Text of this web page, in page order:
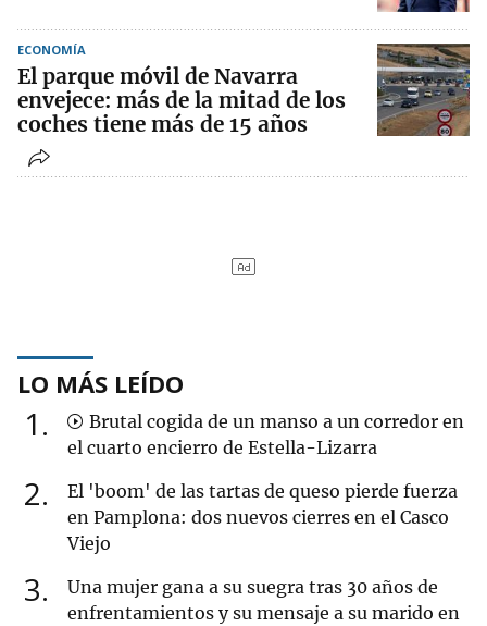
ECONOMÍA
El parque móvil de Navarra
envejece: más de la mitad de los
coches tiene más de 15 años
LO MÁS LEÍDO
1
Brutal cogida de un manso a un corredor en
el cuarto encierro de Estella-Lizarra
2
El 'boom' de las tartas de queso pierde fuerza
en Pamplona: dos nuevos cierres en el Casco
Viejo
3
Una mujer gana a su suegra tras 30 años de
enfrentamientos y su mensaje a su marido en